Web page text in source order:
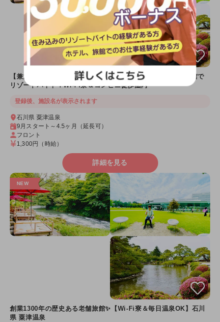
【兼六園や近江町市場へのアクセスも良好】伝統ある温泉旅館で
リゾートバイト！Wi-Fi寮＆コンビニ徒歩圏内
登録後、施設名が表示されます
石川県 粟津温泉
9月スタート～4.5ヶ月（延長可）
フロント
1,300円 （時給）
詳細を見る
創業1300年の歴史ある老舗旅館✨【Wi-Fi寮＆毎日温泉OK】石川
県 粟津温泉